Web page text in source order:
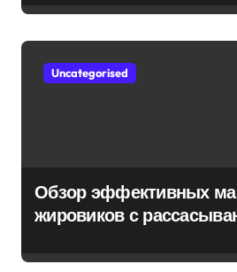
Uncategorised
Обзор эффективных
жировиков с